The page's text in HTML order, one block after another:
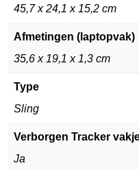
45,7 x 24,1 x 15,2 cm
Afmetingen (laptopvak)
35,6 x 19,1 x 1,3 cm
Type
Sling
Verborgen Tracker
Ja